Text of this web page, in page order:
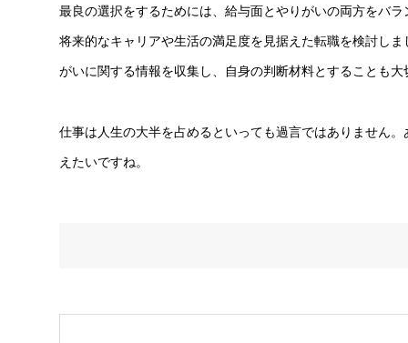
最良の選択をするためには、給与面とやりがいの両方をバ
将来的なキャリアや生活の満足度を見据えた転職を検討し
がいに関する情報を収集し、自身の判断材料とすることも大
仕事は人生の大半を占めるといっても過言ではありません
えたいですね。